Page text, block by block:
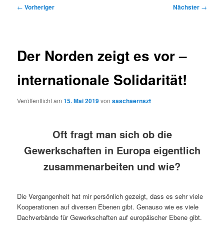
Beitragsnavigation
← Vorheriger Nächster →
Der Norden zeigt es vor –
internationale Solidarität!
Veröffentlicht am15. Mai 2019vonsaschaernszt
Oft fragt man sich ob die
Gewerkschaften in Europa eigentlich
zusammenarbeiten und wie?
Die Vergangenheit hat mir persönlich gezeigt, dass es sehr viele
Kooperationen auf diversen Ebenen gibt. Genauso wie es viele
Dachverbände für Gewerkschaften auf europäischer Ebene gibt.